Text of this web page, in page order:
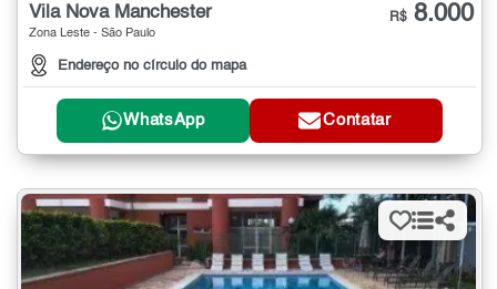
Vila Nova Manchester
Zona Leste - São Paulo
Endereço no círculo do mapa
R$ 8.000
WhatsApp Contatar